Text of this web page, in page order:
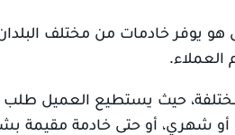
هو يوفر خادمات من مختلف
العملاء.
مختلفة، حيث يستطيع العميل طلب
أو شهري، أو حتى خادمة مقيمة